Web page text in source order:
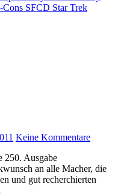
Cons SFCD Star Trek
Keine Kommentare
an alle Macher, die
und gut recherchierten